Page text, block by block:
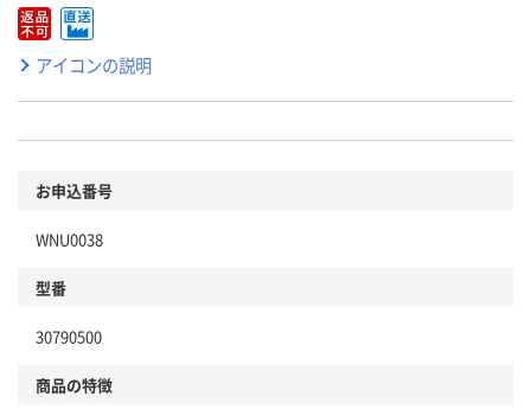
アイコンの説明
お申込番号
WNU0038
型番
30790500
商品の特徴